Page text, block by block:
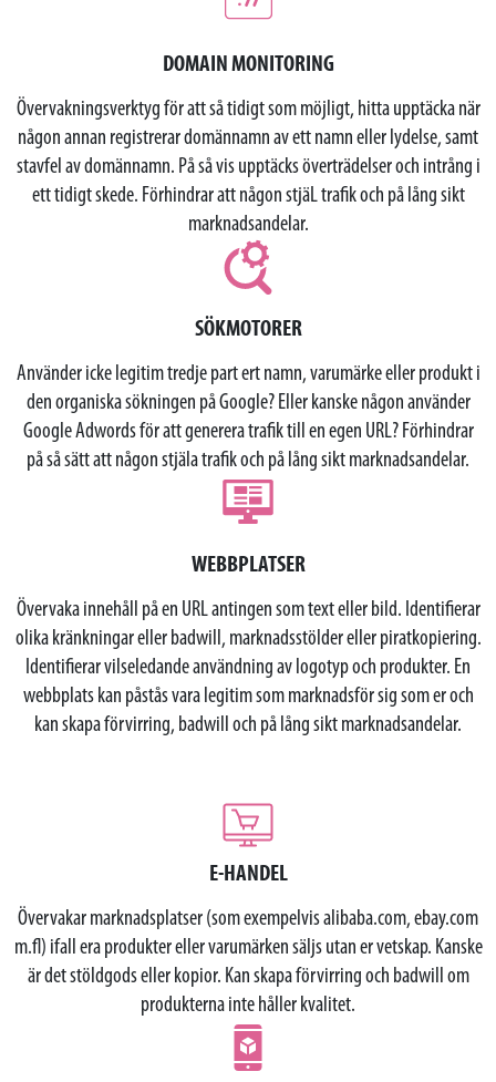
DOMAIN MONITORING
Övervakningsverktyg för att så tidigt som möjligt, hitta upptäcka när
någon annan registrerar domännamn av ett namn eller lydelse, samt
stavfel av domännamn. På så vis upptäcks överträdelser och intrång i
ett tidigt skede. Förhindrar att någon stjäL trafik och på lång sikt
marknadsandelar.
SÖKMOTORER
Använder icke legitim tredje part ert namn, varumärke eller produkt i
den organiska sökningen på Google? Eller kanske någon använder
Google Adwords för att generera trafik till en egen URL? Förhindrar
på så sätt att någon stjäla trafik och på lång sikt marknadsandelar.
WEBBPLATSER
Övervaka innehåll på en URL antingen som text eller bild. Identifierar
olika kränkningar eller badwill, marknadsstölder eller piratkopiering.
Identifierar vilseledande användning av logotyp och produkter. En
webbplats kan påstås vara legitim som marknadsför sig som er och
kan skapa förvirring, badwill och på lång sikt marknadsandelar.
E-HANDEL
Övervakar marknadsplatser (som exempelvis alibaba.com, ebay.com
m.fl) ifall era produkter eller varumärken säljs utan er vetskap. Kanske
är det stöldgods eller kopior. Kan skapa förvirring och badwill om
produkterna inte håller kvalitet.